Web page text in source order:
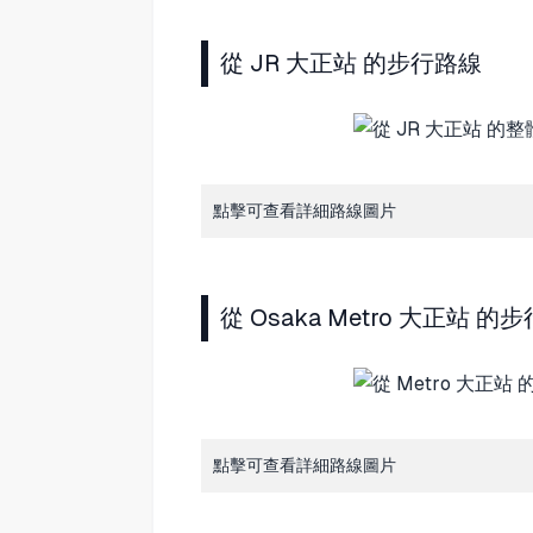
從 JR 大正站 的步行路線
點擊可查看詳細路線圖片
從 Osaka Metro 大正站 的步
點擊可查看詳細路線圖片